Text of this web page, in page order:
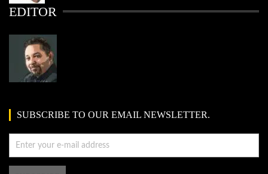
EDITOR
SUBSCRIBE TO OUR EMAIL NEWSLETTER.